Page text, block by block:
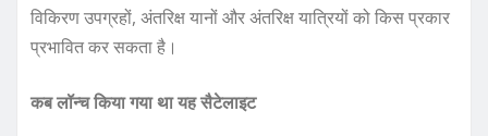
विकिरण उपग्रहों, अंतरिक्ष यानों और अंतरिक्ष यात्रियों को किस प्रकार
प्रभावित कर सकता है।
कब लॉन्च किया गया था यह सैटेलाइट